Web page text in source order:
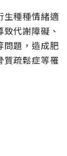
生種種情緒適
代謝障礙、
問題，造成肥
質疏鬆症等罹